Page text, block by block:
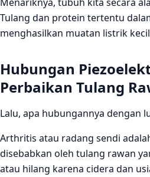
Tulang dan protein tertentu
menghasilkan muatan listrik
Hubungan
Perbaikan Tulang
Lalu, apa hubungannya dengan
Arthritis atau radang sendi
disebabkan oleh tulang rawan
atau hilang karena cidera dan